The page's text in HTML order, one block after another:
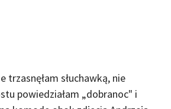
trzasnęłam słuchawką, nie
powiedziałam „dobranoc" i